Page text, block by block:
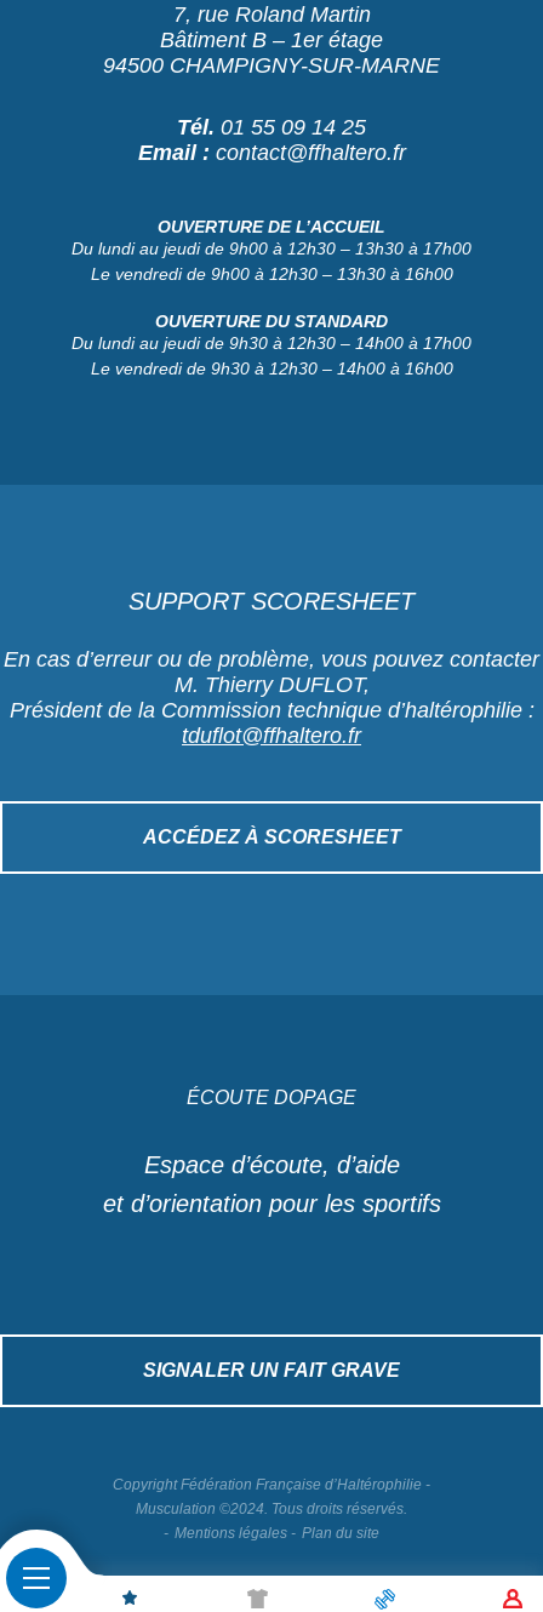
7, rue Roland Martin
Bâtiment B – 1er étage
94500 CHAMPIGNY-SUR-MARNE
Tél. 01 55 09 14 25
Email : contact@ffhaltero.fr
OUVERTURE DE L’ACCUEIL
Du lundi au jeudi de 9h00 à 12h30 – 13h30 à 17h00
Le vendredi de 9h00 à 12h30 – 13h30 à 16h00
OUVERTURE DU STANDARD
Du lundi au jeudi de 9h30 à 12h30 – 14h00 à 17h00
Le vendredi de 9h30 à 12h30 – 14h00 à 16h00
SUPPORT SCORESHEET
En cas d’erreur ou de problème, vous pouvez contacter
M. Thierry DUFLOT,
Président de la Commission technique d’haltérophilie :
tduflot@ffhaltero.fr
ACCÉDEZ À SCORESHEET
ÉCOUTE DOPAGE
Espace d’écoute, d’aide
et d’orientation pour les sportifs
SIGNALER UN FAIT GRAVE
Copyright Fédération Française d’Haltérophilie -
Musculation ©2024. Tous droits réservés.
Mentions légales
Plan du site